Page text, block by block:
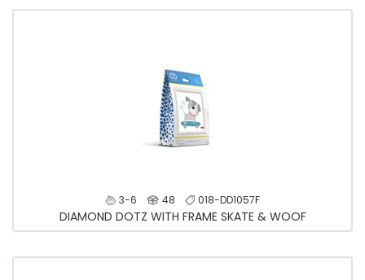
3-6 48 018-DD1057F
DIAMOND DOTZ WITH FRAME SKATE & WOOF